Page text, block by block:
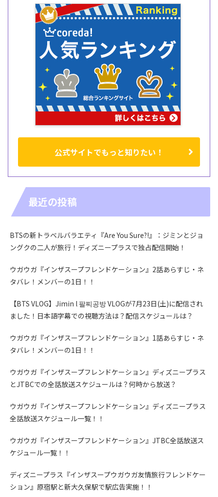
公式サイトでもっと知りたい！
最近の投稿
BTSの新トラベルバラエティ『Are You Sure?!』：ジミンとジョ
ングクの二人が旅行！ディズニープラスで独占配信開始！
ウガウガ『インザスープフレンドケーション』2話あらすじ・ネ
タバレ！メンバーの1日！！
【BTS VLOG】Jimin l 팔찌공방 VLOGが7月23日(土)に配信され
ました！日本語字幕での視聴方法は？配信スケジュールは？
ウガウガ『インザスープフレンドケーション』1話あらすじ・ネ
タバレ！メンバーの1日！！
ウガウガ『インザスープフレンドケーション』ディズニープラス
とJTBCでの全話放送スケジュールは？何時から放送？
ウガウガ『インザスープフレンドケーション』ディズニープラス
全話放送スケジュール一覧！！
ウガウガ『インザスープフレンドケーション』JTBC全話放送ス
ケジュール一覧！！
ディズニープラス『インザスープウガウガ友情旅行フレンドケー
ション』原宿駅と新大久保駅で駅広告実施！！